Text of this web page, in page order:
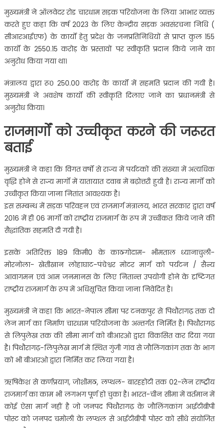
मुख्यमंत्री ने ऑलवेदर रोड चारधाम सड़क परियोजना के लिया आभार व्यक्त
करते हुए कहा कि वर्ष 2023 के लिए केन्द्रीय सड़क अवसंरचना निधि (
सीआरआईएफ) के कार्यों हेतु प्रदेश के जनप्रतिनिधियों से प्राप्त कुल 155
कार्यों के 2550.15 करोड़ के प्रस्तावों पर स्वीकृति प्रदान किये जाने का
अनुरोध किया गया था।
मंत्रालय द्वारा रू० 250.00 करोड़ के कार्यों में सहमति प्रदान की गयी है।
मुख्यमंत्री ने अवशेष कार्यों की स्वीकृति दिलाए जाने का प्रधानमंत्री से
अनुरोध किया।
राजमार्गों को उच्चीकृत करने की जरूरत
बताई
मुख्यमंत्री ने कहा कि विगत वर्षों से राज्य में पर्यटकों की संख्या में अत्यधिक
वृद्धि होने से राज्य मार्गों में यातायात दवाब में बढ़ोत्तरी हुयी है। राज्य मार्गों को
उच्चीकृत किया जाना नितांत आवश्यक है।
इस सम्बन्ध में सड़क परिवहन एवं राजमार्ग मंत्रालय, भारत सरकार द्वारा वर्ष
2016 में ही 06 मार्गों को राष्ट्रीय राजमार्ग के रूप में उच्चीकत किये जाने की
सैद्धांतिक सहमति दी गयी है।
इसके अतिरिक्त 189 किमी0 के काठगोदाम- भीमताल ध्यानाचुली-
मोरनोला- खेतीखान लोहाघाट-पंचेश्वर मोटर मार्ग को पर्यटन / सैन्य
आवागमन एवं आम जनमानस के लिए नितान्त उपयोगी होने के दृष्टिगत
राष्ट्रीय राजमार्ग के रूप में अधिसूचित किया जाना निवेदित है।
मुख्यमंत्री ने कहा कि भारत-नेपाल सीमा पर टनकपुर से पिथौरागढ़ तक दो
लेन मार्ग का निर्माण चारधाम परियोजना के अन्तर्गत निर्मित है। पिथौरागढ़
से लिपुलेख तक की सीमा मार्ग को बीआरओ द्वारा विकसित कर दिया गया
है। पिथौरागढ़-लिपुलेख मार्ग में स्थित गुंजी गांव से जौलिंगकांग तक के भाग
को भी बीआरओ द्वारा निर्मित कर लिया गया है।
ऋषिकेश से कर्णप्रयाग, जोशीमठ, लप्थल- बारहहोटी तक 02-लेन राष्ट्रीय
राजमार्ग का काम भी लगभग पूर्ण हो चुका है। भारत-चीन सीमा में वर्तमान में
कोई ऐसा मार्ग नहीं है जो जनपद पिथौरागढ़ के जौलिंगकांग आईटीबीपी
पोस्ट को जनपद चमोली के लप्थल से आईटीबीपी पोस्ट को सीधे संयोजित